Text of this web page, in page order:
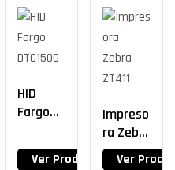
HID
Fargo
0
Ver Producto
Impreso
Ra Zebra
ZT411
Ver